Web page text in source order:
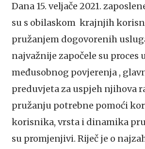
Dana 15. veljače 2021.
su s obilaskom krajnjih
pružanjem dogovorenih
najvažnije započele su proces
međusobnog povjerenja ,
preduvjeta za uspjeh njihova
pružanju potrebne pomoći
korisnika, vrsta i dinamika
su promjenjivi. Riječ je o